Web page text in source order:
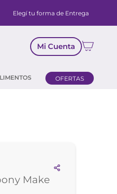
Elegí tu forma de Entrega
Mi Cuenta
OFERTAS
Make